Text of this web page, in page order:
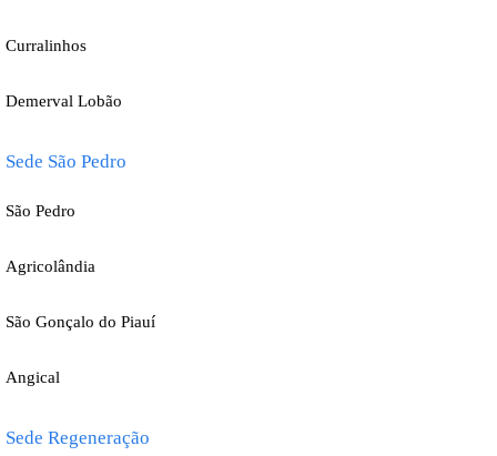
Curralinhos
Demerval Lobão
Sede São Pedro
São Pedro
Agricolândia
São Gonçalo do Piauí
Angical
Sede Regeneração